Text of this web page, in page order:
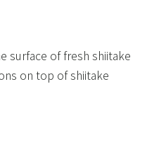
surface of fresh shiitake
on top of shiitake